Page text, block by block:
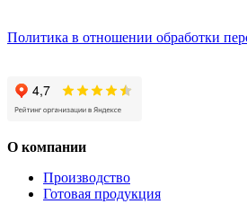
Политика в отношении обработки
О компании
Производство
Готовая продукция